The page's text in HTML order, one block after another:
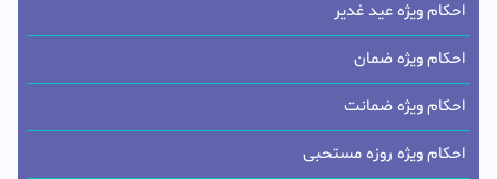
احکام ویژه عید غدیر
احکام ویژه ضمان
احکام ویژه ضمانت
احکام ویژه روزه مستحبی